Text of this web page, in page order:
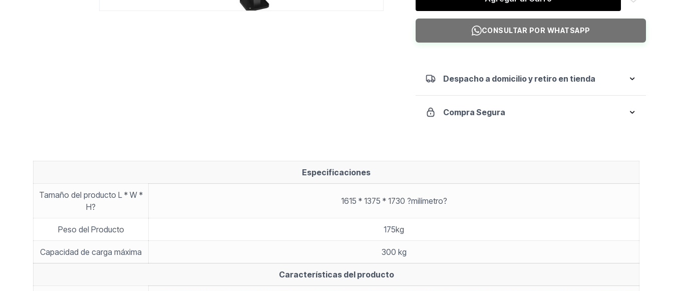
-
CONSULTAR POR WHATSAPP
Despacho a domicilio y retiro en tienda
Compra Segura
Especificaciones
Tamaño del producto L * W *
H?
1615 * 1375 * 1730 ?milímetro?
Peso del Producto 175kg
Capacidad de carga máxima 300 kg
Características del producto